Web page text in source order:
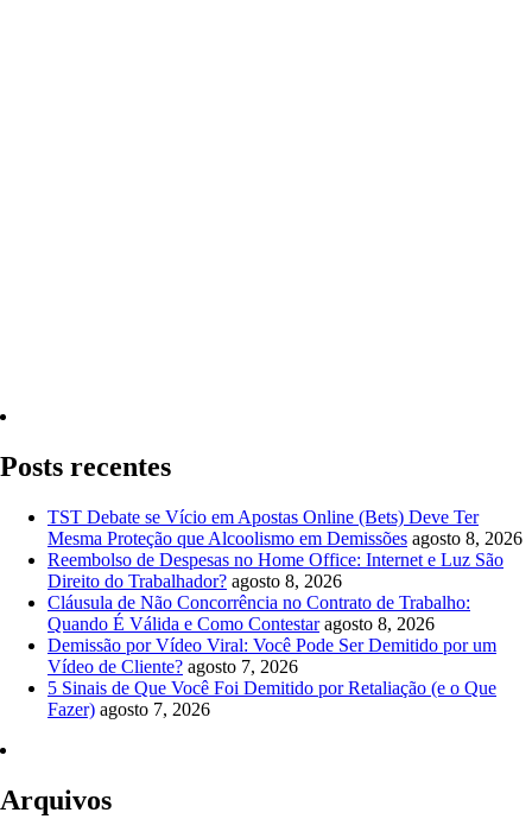
Posts recentes
TST Debate se Vício em Apostas Online (Bets) Deve Ter
Mesma Proteção que Alcoolismo em Demissões agosto 8, 2026
Reembolso de Despesas no Home Office: Internet e Luz São
Direito do Trabalhador? agosto 8, 2026
Cláusula de Não Concorrência no Contrato de Trabalho:
Quando É Válida e Como Contestar agosto 8, 2026
Demissão por Vídeo Viral: Você Pode Ser Demitido por um
Vídeo de Cliente? agosto 7, 2026
5 Sinais de Que Você Foi Demitido por Retaliação (e o Que
Fazer) agosto 7, 2026
Arquivos